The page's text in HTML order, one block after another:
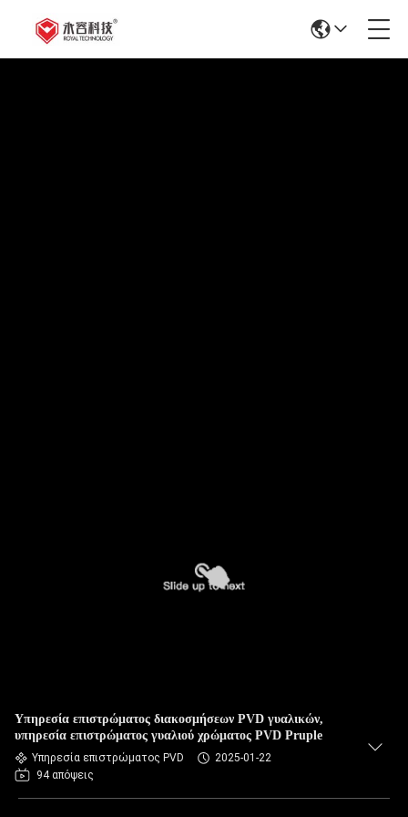
Υπηρεσία επιστρώματος διακοσμήσεων PVD γυαλικών,
υπηρεσία επιστρώματος γυαλιού χρώματος PVD Pruple
Υπηρεσία επιστρώματος PVD
2025-01-22
94 απόψεις